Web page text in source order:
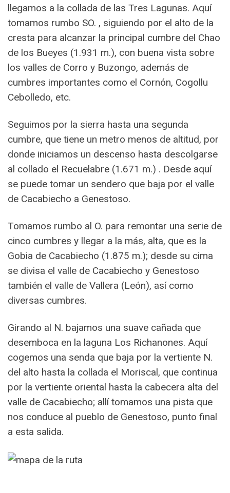
llegamos a la collada de las Tres Lagunas. Aquí
tomamos rumbo SO. , siguiendo por el alto de la
cresta para alcanzar la principal cumbre del Chao
de los Bueyes (1.931 m.), con buena vista sobre
los valles de Corro y Buzongo, además de
cumbres importantes como el Cornón, Cogollu
Cebolledo, etc.
Seguimos por la sierra hasta una segunda
cumbre, que tiene un metro menos de altitud, por
donde iniciamos un descenso hasta descolgarse
al collado el Recuelabre (1.671 m.) . Desde aquí
se puede tomar un sendero que baja por el valle
de Cacabiecho a Genestoso.
Tomamos rumbo al O. para remontar una serie de
cinco cumbres y llegar a la más, alta, que es la
Gobia de Cacabiecho (1.875 m.); desde su cima
se divisa el valle de Cacabiecho y Genestoso
también el valle de Vallera (León), así como
diversas cumbres.
Girando al N. bajamos una suave cañada que
desemboca en la laguna Los Richanones. Aquí
cogemos una senda que baja por la vertiente N.
del alto hasta la collada el Moriscal, que continua
por la vertiente oriental hasta la cabecera alta del
valle de Cacabiecho; allí tomamos una pista que
nos conduce al pueblo de Genestoso, punto final
a esta salida.